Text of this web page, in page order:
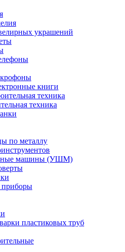
украшений
книги
техника
по металлу
машины (УШМ)
приборы
пластиковых труб